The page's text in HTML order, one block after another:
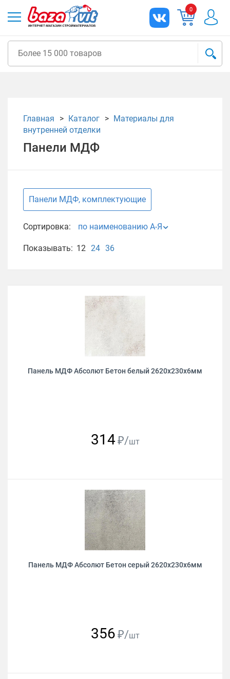
0
Главная Каталог
Материалы для
внутренней отделки
Панели МДФ
Панели МДФ, комплектующие
Сортировка: по наименованию А-Я
Показывать: 12 24 36
Панель МДФ Абсолют Бетон белый 2620х230х6мм
314₽/шт
Панель МДФ Абсолют Бетон серый 2620х230х6мм
356 ₽/шт